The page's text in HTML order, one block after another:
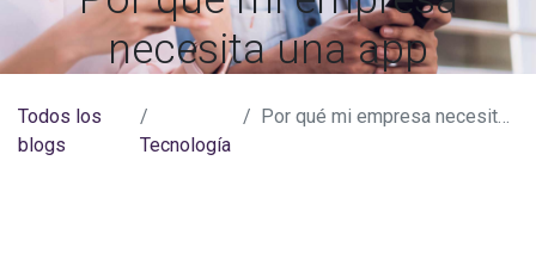
necesita una app
Todos los
blogs
Tecnología
Por qué mi empresa necesita una app